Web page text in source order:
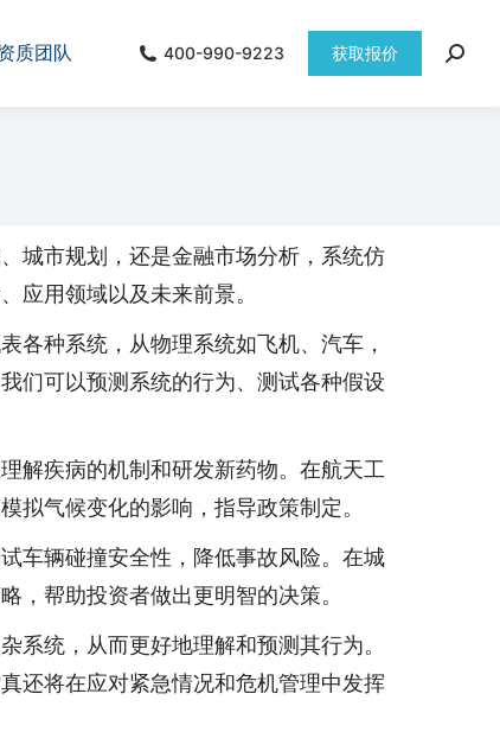
质团队 400-990-9223 获取报价
城市规划，还是金融市场分析，系统仿
应用领域以及未来前景。
各种系统，从物理系统如飞机、汽车，
们可以预测系统的行为、测试各种假设
解疾病的机制和研发新药物。在航天工
拟气候变化的影响，指导政策制定。
车辆碰撞安全性，降低事故风险。在城
，帮助投资者做出更明智的决策。
系统，从而更好地理解和预测其行为。
还将在应对紧急情况和危机管理中发挥